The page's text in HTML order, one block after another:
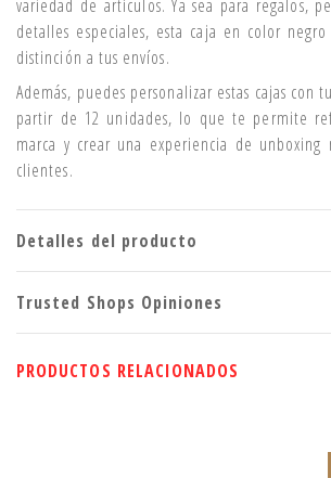
variedad de artículos. Ya sea para regalos,
detalles especiales, esta caja en color
distinción a tus envíos.
Además, puedes personalizar estas cajas con
partir de 12 unidades, lo que te permite
marca y crear una experiencia de unboxing
clientes.
Detalles del producto
Trusted Shops Opiniones
PRODUCTOS RELACIONADOS